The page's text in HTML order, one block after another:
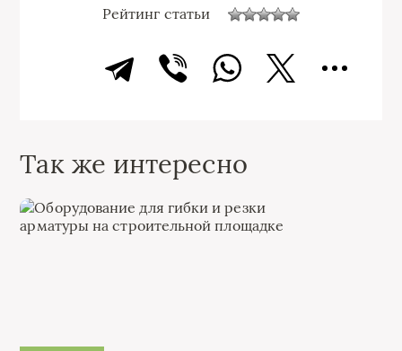
Рейтинг статьи
Так же интересно